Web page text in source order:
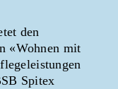
den
«Wohnen mit
Spitex